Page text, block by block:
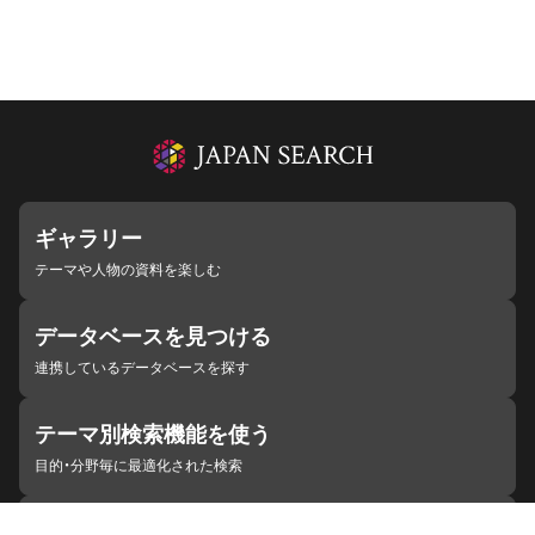
ギャラリー
テーマや人物の資料を楽しむ
データベースを見つける
連携しているデータベースを探す
テーマ別検索機能を使う
目的・分野毎に最適化された検索